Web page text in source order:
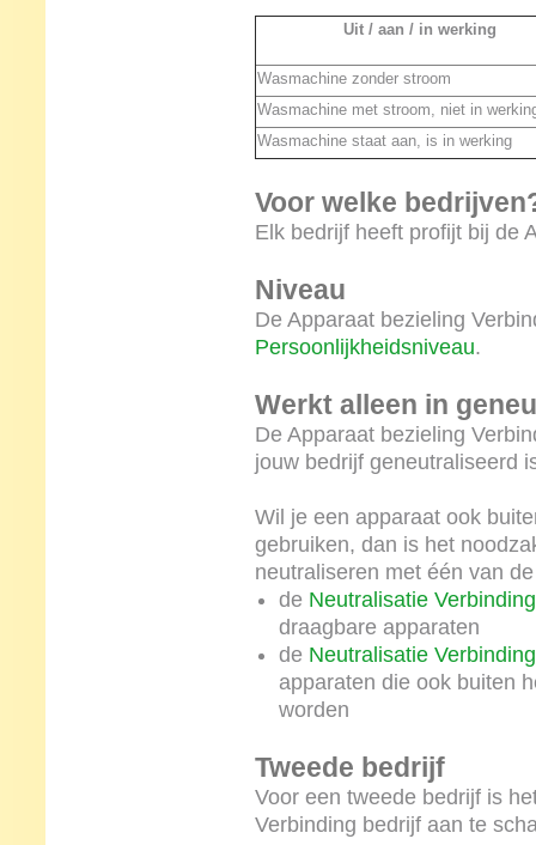
Uit / aan / in werking
Wasmachine zonder stroom
Wasmachine met stroom, niet in
Wasmachine staat aan, is in werking
Voor welke
Elk bedrijf heeft profijt bij de
Niveau
De Apparaat bezieling
Persoonlijkheidsniveau.
Werkt alleen in
De Apparaat bezieling
jouw bedrijf geneutraliseerd
Wil je een apparaat ook
gebruiken, dan is het
neutraliseren met één van
de Neutralisatie
draagbare apparaten
de Neutralisatie
apparaten die ook buiten
worden
Tweede bedrijf
Voor een tweede bedrijf is
Verbinding bedrijf aan te